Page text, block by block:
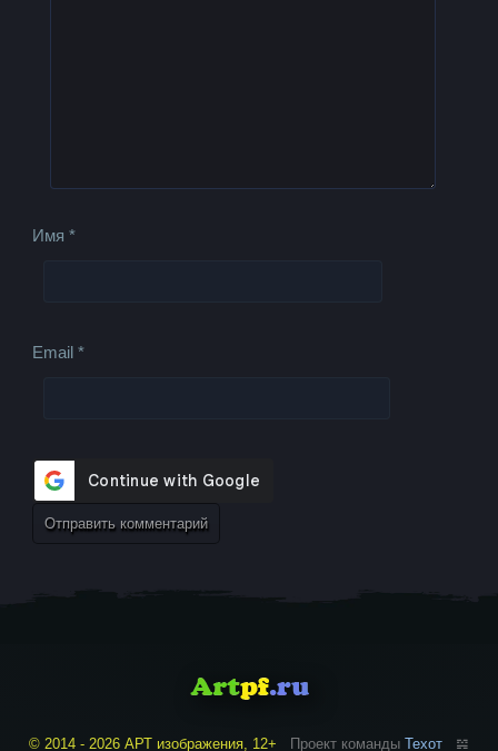
Имя*
Email*
© 2014 - 2026 АРТ изображения, 12+ Проект команды Техот 𝌴